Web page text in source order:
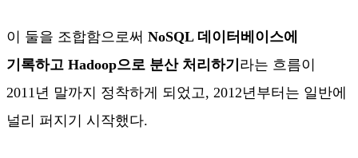
이 둘을 조합함으로써 NoSQL 데이터베이스에
기록하고 Hadoop으로 분산 처리하기 라는 흐름이
2011년 말까지 정착하게 되었고, 2012년부터는 일반에
널리 퍼지기 시작했다.